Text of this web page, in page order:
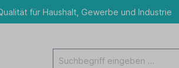
für Haushalt, Gewerbe und Industrie